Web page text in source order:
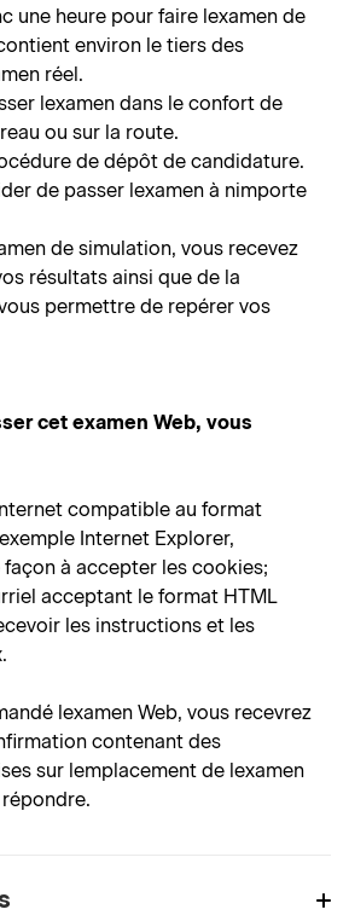
une heure pour faire lexamen de
environ le tiers des
réel.
lexamen dans le confort de
ou sur la route.
de dépôt de candidature.
de passer lexamen à nimporte
de simulation, vous recevez
résultats ainsi que de la
permettre de repérer vos
cet examen Web, vous
compatible au format
Internet Explorer,
à accepter les cookies;
acceptant le format HTML
les instructions et les
lexamen Web, vous recevrez
contenant des
sur lemplacement de lexamen
répondre.